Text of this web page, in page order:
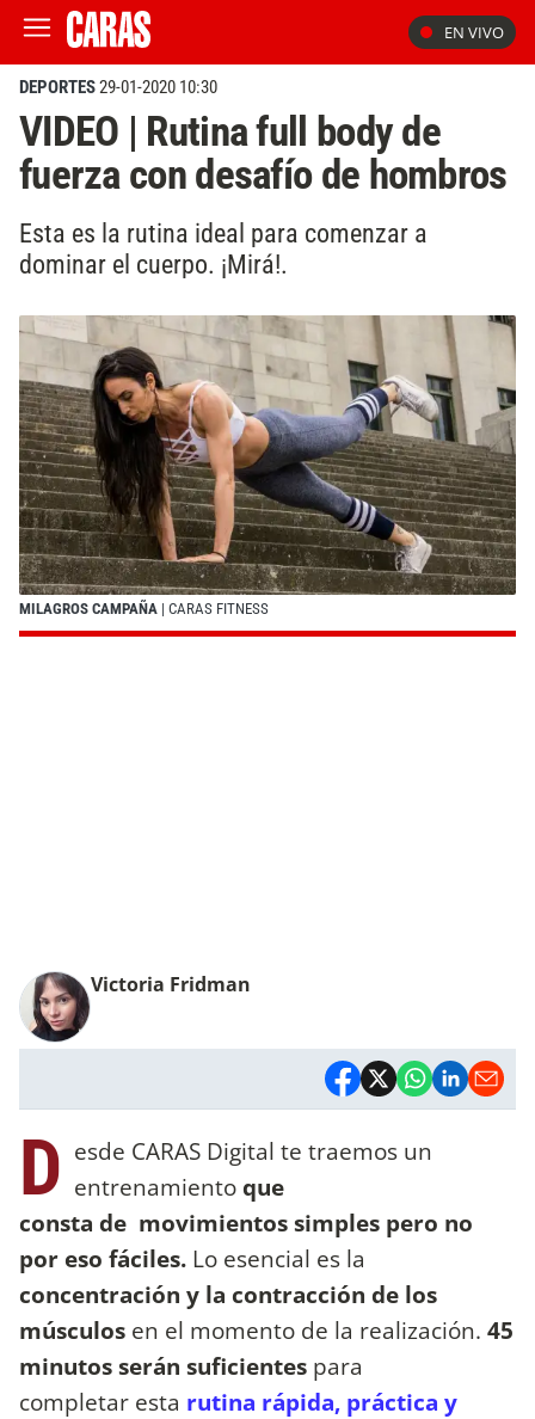
EN VIVO
DEPORTES29-01-2020 10:30
VIDEO | Rutina full body de
fuerza con desafío de hombros
Esta es la rutina ideal para comenzar a
dominar el cuerpo. ¡Mirá!.
MILAGROS CAMPAÑA | CARAS FITNESS
Victoria Fridman
D esde CARAS Digital te traemos un
entrenamientoque
consta de movimientos simples pero no
por eso fáciles. Lo esencial es la
concentración y la contracción de los
músculos en el momento de la realización. 45
minutos serán suficientes para
completar esta rutina rápida, práctica y